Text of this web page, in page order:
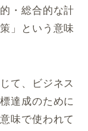
・総合的な計
」という意味
て、ビジネス
達成のために
味で使われて